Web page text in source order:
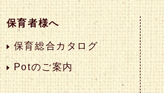
保育者様へ
保育総合カタログ
Potのご案内